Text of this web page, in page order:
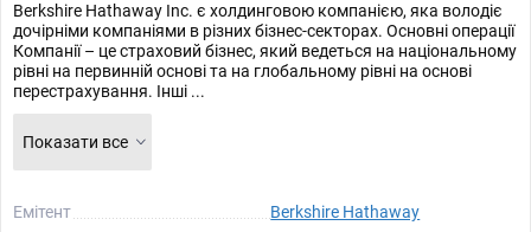
Berkshire Hathaway Inc. є холдинговою компанією, яка володіє
дочірніми компаніями в різних бізнес-секторах. Основні операції
Компанії – це страховий бізнес, який ведеться на національному
рівні на первинній основі та на глобальному рівні на основі
перестрахування. Інші ...
Показати все
Емітент Berkshire Hathaway